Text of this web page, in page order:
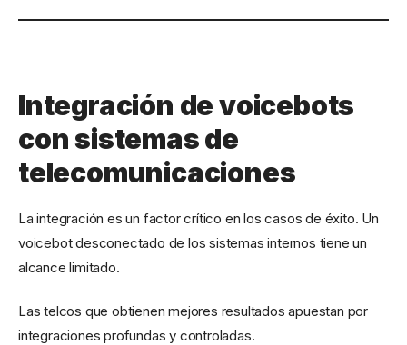
Integración de voicebots
con sistemas de
telecomunicaciones
La integración es un factor crítico en los casos de éxito. Un
voicebot desconectado de los sistemas internos tiene un
alcance limitado.
Las telcos que obtienen mejores resultados apuestan por
integraciones profundas y controladas.